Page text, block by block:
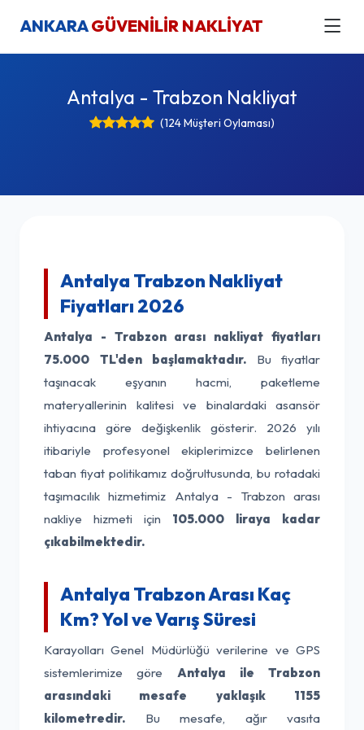
ANKARAGÜVENİLİR NAKLİYAT
Antalya - Trabzon Nakliyat
(124 Müşteri Oylaması)
Antalya Trabzon Nakliyat
Fiyatları 2026
Antalya - Trabzon arası nakliyat fiyatları
75.000 TL'den başlamaktadır. Bu fiyatlar
taşınacak eşyanın hacmi, paketleme
materyallerinin kalitesi ve binalardaki asansör
ihtiyacına göre değişkenlik gösterir. 2026 yılı
itibariyle profesyonel ekiplerimizce belirlenen
taban fiyat politikamız doğrultusunda, bu rotadaki
taşımacılık hizmetimiz Antalya - Trabzon arası
nakliye hizmeti için 105.000 liraya kadar
çıkabilmektedir.
Antalya Trabzon Arası Kaç
Km? Yol ve Varış Süresi
Karayolları Genel Müdürlüğü verilerine ve GPS
sistemlerimize göre Antalya ile Trabzon
arasındaki mesafe yaklaşık 1155
kilometredir. Bu mesafe, ağır vasıta